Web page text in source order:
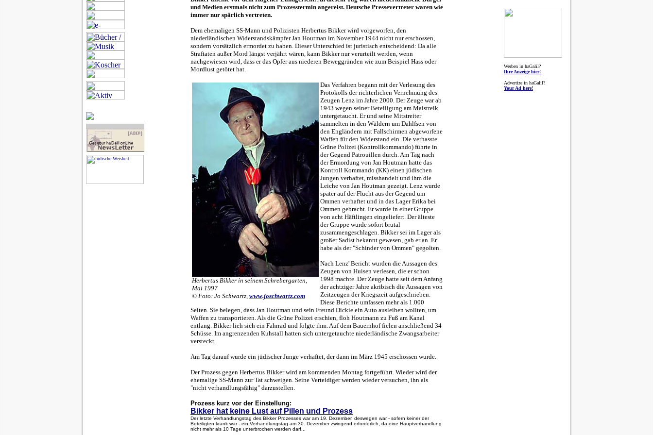
und Medien erstmals nicht zum Prozesstermin angereist. Deutsche Pressevertreter waren wie
immer nur spärlich vertreten.
Dem ehemaligen SS-Mann und Polizisten Herbertus Bikker wird vorgeworfen, den
niederländischen Widerstandskämpfer Jan Houtman im November 1944 nicht nur erschossen,
sondern vorsätzlich ermordet zu haben. Dieser Unterschied ist juristisch entscheidend: Da alle
Straftaten außer Mord längst verjährt wären, kann Bikker nur verurteilt werden, wenn
nachgewiesen wird, dass er das Opfer aus niederen Beweggründen wie zum Beispiel Hass oder
Mordlust getötet hat.
Herbertus Bikker in seinem Schrebergarten,
Mai 1997
© Foto: Jo Schwartz, www.joschwartz.com
Das Verfahren begann mit der Verlesung des
Protokolls der richterlichen Vernehmung des
Zeugen Lenz im Jahre 2000. Der Zeuge war ab
1943 wegen seiner Beteiligung am Maistreik
untergetaucht. Er und seine Mitstreiter
sammelten in den Wäldern um Dahlfsen von
den Engländern mit Fallschirmen abgeworfene
Waffen für den Widerstand ein. Die verhasste
Grüne Polizei (Kontrollkommando) führte in
der Gegend Patrouillen durch. Am Tag nach
der Ermordung von Jan Houtman hatte das
Kontroll Kommando (KK) einen jüdischen
Jungen verhaftet, misshandelt und ihm die
Leiche von Jan Houtman gezeigt. Lenz wurde
später auf der Flucht aus der Gegend um
Ommen verhaftet und in das Lager Erika bei
Ommen gebracht. Er wurde in einer Gruppe
von acht Häftlingen eingeliefert. Der älteste
der Gruppe wurde sofort brutal
zusammengeschlagen. Bikker sei im Lager als
großer Sadist bekannt gewesen, gab er an. Er
habe als der "Schinder von Ommen" gegolten.
Nach Lenz' Bericht wurden die Aussagen des
Zeugen von Huisen verlesen, die er schon
1998 machte. Der Zeuge hatte seit dem Anfang
der achtziger Jahre akribisch die Aussagen von
Zeitzeugen der Kriegszeit aufgeschrieben.
Diese Berichte umfassen mehr als 1.000
Seiten. Sie belegen, dass Jan Houtman und sein Freund Dickie ein Auto ausleihen wollten, um
Waffen zu transportieren. Als die Grüne Polizei erschien, floh Houtmann zu Fuß am Kanal
entlang. Bikker lieh sich ein Fahrrad und folgte ihm. Auf dem Bauernhof fielen anschließend 34
Schüsse. Im angrenzenden Kuhstall hatten sich untergetauchte niederländische Zwangsarbeiter
versteckt.
Am Tag darauf wurde ein jüdischer Junge verhaftet, der dann im März 1945 erschossen wurde.
Der Prozess gegen Herbertus Bikker wird am kommenden Montag fortgeführt. Wieder wird der
ehemalige SS-Mann zur Tat schweigen. Seine Verteidiger werden wieder versuchen, ihn als
"nicht verhandlungsfähig" darzustellen.
Prozess kurz vor der Einstellung:
Bikker hat keine Lust auf Pillen und Prozess
Der letzte Verhandlungstag des Bikker Prozesses war am 19. Dezember, deswegen war - sofern keiner der
Beteiligten krank war - ein Verhandlungstag am 30. Dezember zwingend erforderlich, da eine Hauptverhandlung
nicht mehr als 10 Tage unterbrochen werden darf...
Werben in haGalil?
Ihre Anzeige hier!
Advertize in haGalil?
Your Ad here!